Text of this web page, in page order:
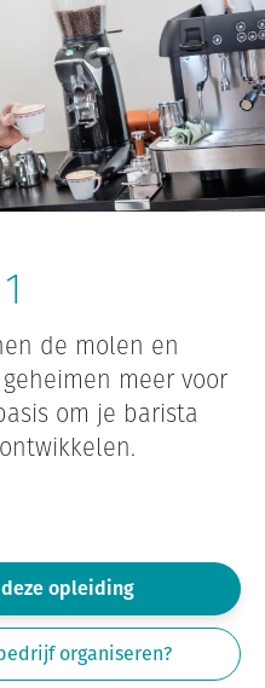
de molen en
meer voor
om je barista
opleiding
organiseren?